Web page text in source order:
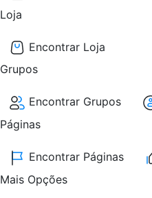
Loja
Encontrar Loja
Grupos
Encontrar Grupos
Páginas
Encontrar Páginas
Mais Opções